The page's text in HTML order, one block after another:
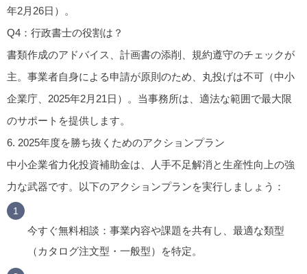
年2月26日）。
Q4：行政書士の役割は？
書類作成のアドバイス、計画書の添削、規約遵守のチェックが
主。事業者自身による申請が原則のため、丸投げは不可（中小
企業庁、2025年2月21日）。当事務所は、適法な範囲で最大限
のサポートを提供します。
6. 2025年度を勝ち抜くためのアクションプラン
中小企業省力化投資補助金は、人手不足解消と生産性向上の強
力な武器です。以下のアクションプランを実行しましょう：
今すぐ無料相談 ：事業内容や課題を共有し、最適な類型
（カタログ注文型・一般型）を特定。